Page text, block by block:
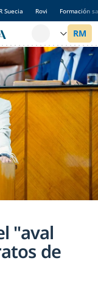
Suecia Rovi Formación
"aval
de